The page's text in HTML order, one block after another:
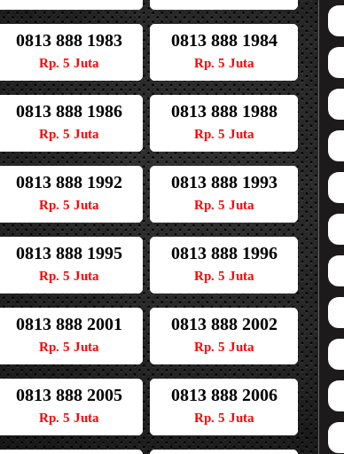
0813 888 1983
Rp. 5 Juta
0813 888 1984
Rp. 5 Juta
0813 888 1986
Rp. 5 Juta
0813 888 1988
Rp. 5 Juta
0813 888 1992
Rp. 5 Juta
0813 888 1993
Rp. 5 Juta
0813 888 1995
Rp. 5 Juta
0813 888 1996
Rp. 5 Juta
0813 888 2001
Rp. 5 Juta
0813 888 2002
Rp. 5 Juta
0813 888 2005
Rp. 5 Juta
0813 888 2006
Rp. 5 Juta